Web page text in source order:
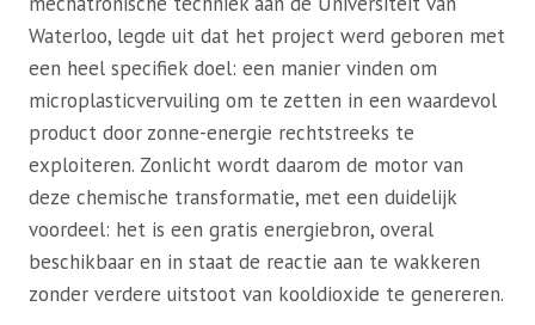
Waterloo, legde uit dat het project werd geboren met
een heel specifiek doel: een manier vinden om
microplasticvervuiling om te zetten in een waardevol
product door zonne-energie rechtstreeks te
exploiteren. Zonlicht wordt daarom de motor van
deze chemische transformatie, met een duidelijk
voordeel: het is een gratis energiebron, overal
beschikbaar en in staat de reactie aan te wakkeren
zonder verdere uitstoot van kooldioxide te genereren.